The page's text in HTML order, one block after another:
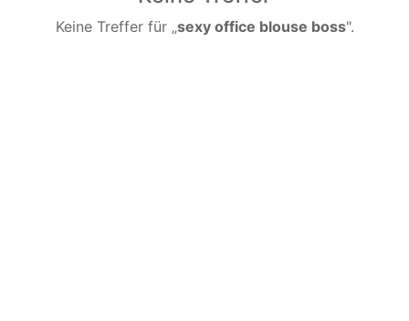
Keine Treffer für „sexy office blouse boss".